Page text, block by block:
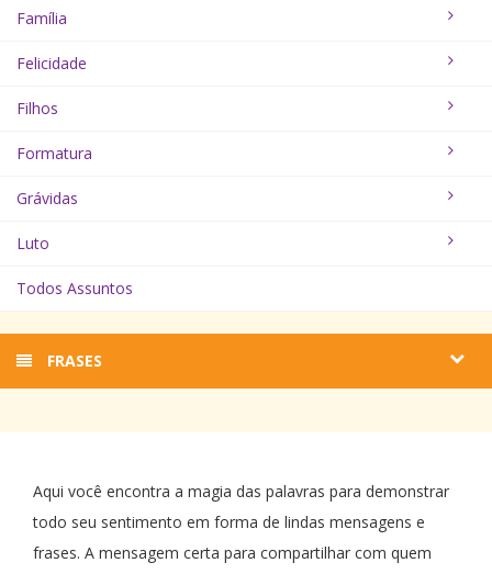
Família
Felicidade
Filhos
Formatura
Grávidas
Luto
Todos Assuntos
FRASES
Aqui você encontra a magia das palavras para demonstrar
todo seu sentimento em forma de lindas mensagens e
frases. A mensagem certa para compartilhar com quem